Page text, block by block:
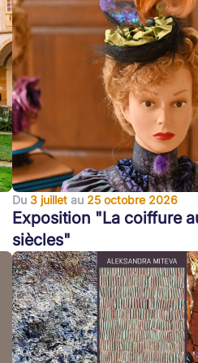
Du 3 juillet au 25 octobre 2026
Exposition "La coiffure
siècles"